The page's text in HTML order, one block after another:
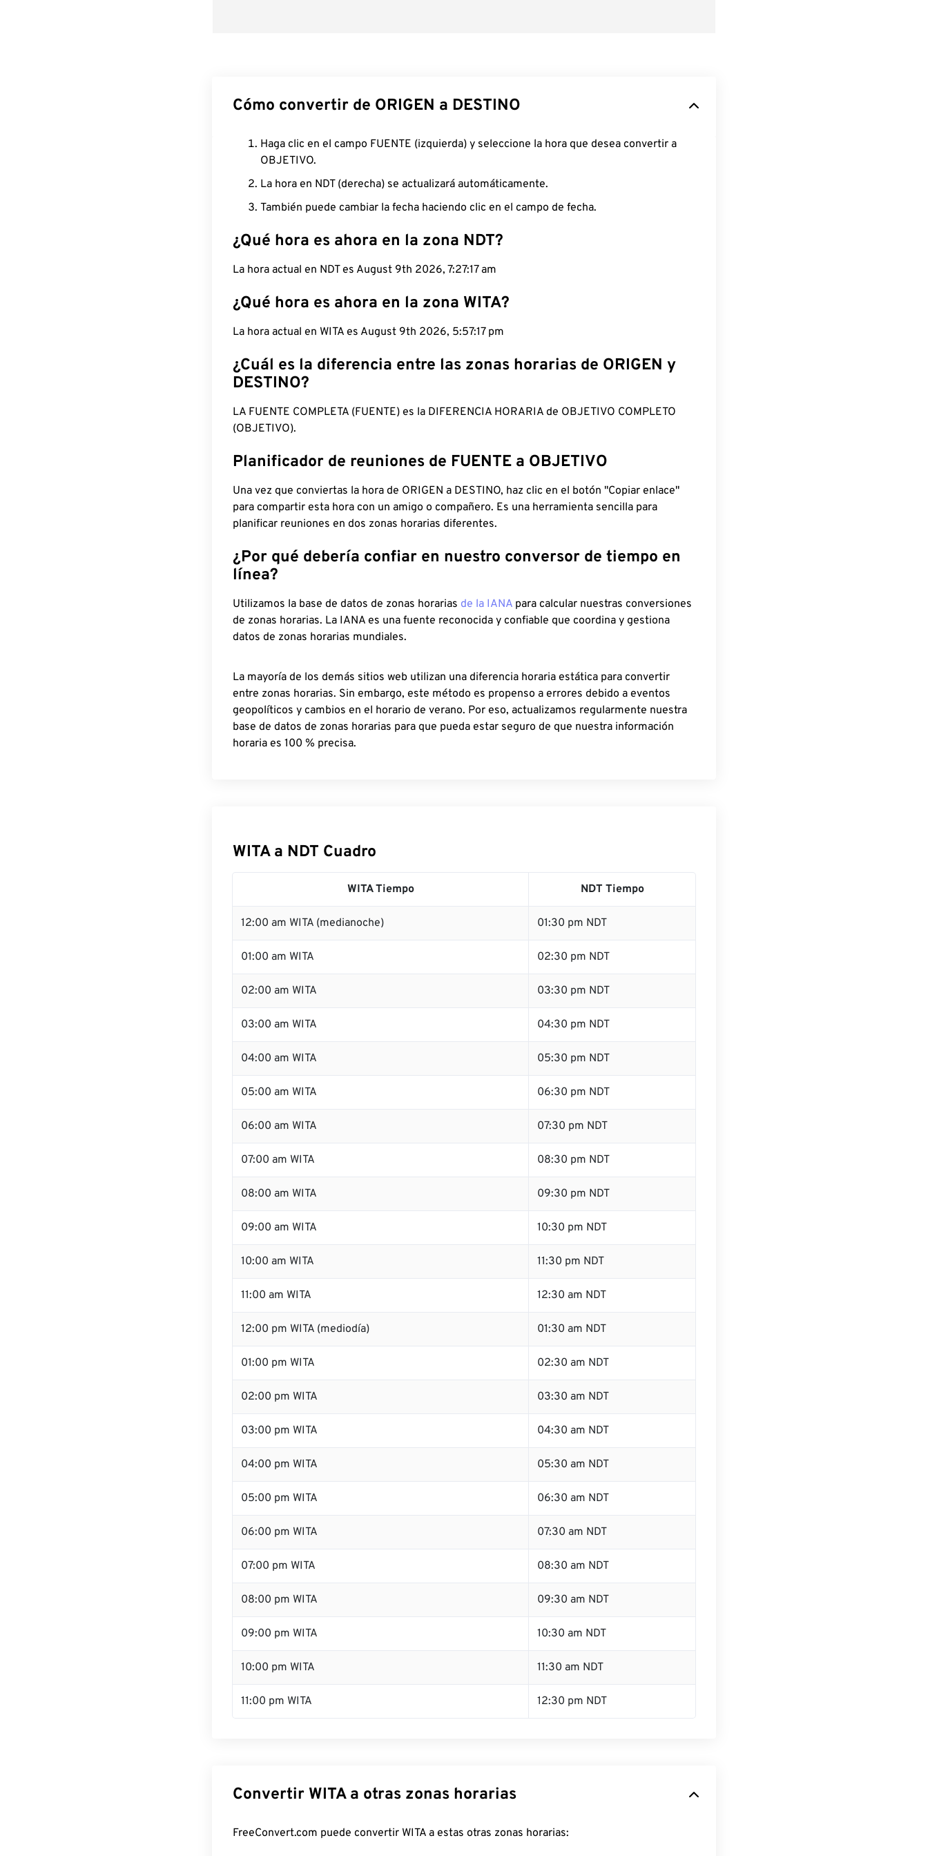
Cómo convertir de ORIGEN a DESTINO
Haga clic en el campo FUENTE (izquierda) y seleccione la hora que desea convertir a
OBJETIVO.
La hora en NDT (derecha) se actualizará automáticamente.
También puede cambiar la fecha haciendo clic en el campo de fecha.
¿Qué hora es ahora en la zona NDT?
La hora actual en NDT es August 9th 2026, 7:27:18 am
¿Qué hora es ahora en la zona WITA?
La hora actual en WITA es August 9th 2026, 5:57:18 pm
¿Cuál es la diferencia entre las zonas horarias de ORIGEN y
DESTINO?
LA FUENTE COMPLETA (FUENTE) es la DIFERENCIA HORARIA de OBJETIVO COMPLETO
(OBJETIVO).
Planificador de reuniones de FUENTE a OBJETIVO
Una vez que conviertas la hora de ORIGEN a DESTINO, haz clic en el botón "Copiar enlace"
para compartir esta hora con un amigo o compañero. Es una herramienta sencilla para
planificar reuniones en dos zonas horarias diferentes.
¿Por qué debería confiar en nuestro conversor de tiempo en
línea?
Utilizamos la base de datos de zonas horarias de la IANA para calcular nuestras conversiones
de zonas horarias. La IANA es una fuente reconocida y confiable que coordina y gestiona
datos de zonas horarias mundiales.
La mayoría de los demás sitios web utilizan una diferencia horaria estática para convertir
entre zonas horarias. Sin embargo, este método es propenso a errores debido a eventos
geopolíticos y cambios en el horario de verano. Por eso, actualizamos regularmente nuestra
base de datos de zonas horarias para que pueda estar seguro de que nuestra información
horaria es 100 % precisa.
WITA a NDT Cuadro
WITA Tiempo NDT Tiempo
12:00 am WITA (medianoche) 01:30 pm NDT
01:00 am WITA 02:30 pm NDT
02:00 am WITA 03:30 pm NDT
03:00 am WITA 04:30 pm NDT
04:00 am WITA 05:30 pm NDT
05:00 am WITA 06:30 pm NDT
06:00 am WITA 07:30 pm NDT
07:00 am WITA 08:30 pm NDT
08:00 am WITA 09:30 pm NDT
09:00 am WITA 10:30 pm NDT
10:00 am WITA 11:30 pm NDT
11:00 am WITA 12:30 am NDT
12:00 pm WITA (mediodía) 01:30 am NDT
01:00 pm WITA 02:30 am NDT
02:00 pm WITA 03:30 am NDT
03:00 pm WITA 04:30 am NDT
04:00 pm WITA 05:30 am NDT
05:00 pm WITA 06:30 am NDT
06:00 pm WITA 07:30 am NDT
07:00 pm WITA 08:30 am NDT
08:00 pm WITA 09:30 am NDT
09:00 pm WITA 10:30 am NDT
10:00 pm WITA 11:30 am NDT
11:00 pm WITA 12:30 pm NDT
Convertir WITA a otras zonas horarias
FreeConvert.com puede convertir WITA a estas otras zonas horarias: